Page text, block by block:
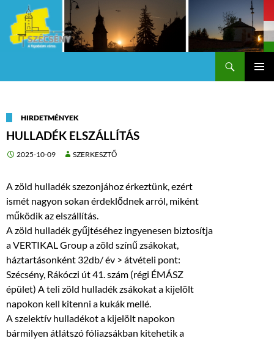
HIRDETMÉNYEK
HULLADÉK ELSZÁLLÍTÁS
2025-10-09 SZERKESZTŐ
A zöld hulladék szezonjához érkeztünk, ezért
ismét nagyon sokan érdeklődnek arról, miként
működik az elszállítás.
A zöld hulladék gyűjtéséhez ingyenesen biztosítja
a VERTIKAL Group a zöld színű zsákokat,
háztartásonként 32db/ év > átvételi pont:
Szécsény, Rákóczi út 41. szám (régi ÉMÁSZ
épület) A teli zöld hulladék zsákokat a kijelölt
napokon kell kitenni a kukák mellé.
A szelektív hulladékot a kijelölt napokon
bármilyen átlátszó fóliazsákban kitehetik a